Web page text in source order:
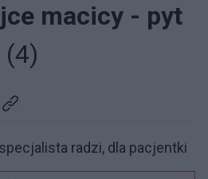
macicy - pyt
(4)
radzi, dla pacjentki